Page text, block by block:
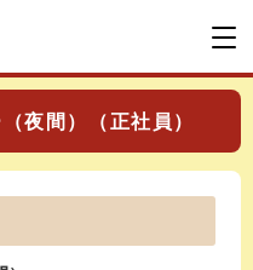
夜間）（正社員）